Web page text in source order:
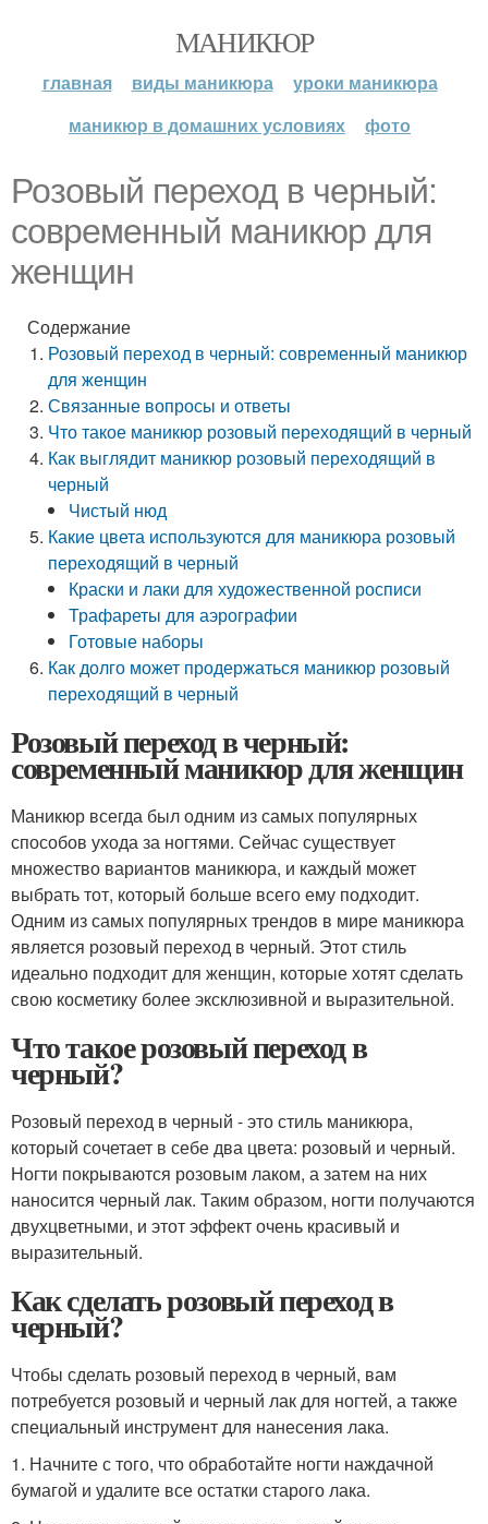
МАНИКЮР
главная виды маникюра
уроки маникюра
маникюр в домашних условиях
фото
Розовый переход в черный:
современный маникюр для
женщин
Содержание
Розовый переход в черный: современный маникюр
для женщин
Связанные вопросы и ответы
Что такое маникюр розовый переходящий в черный
Как выглядит маникюр розовый переходящий в
черный
Чистый нюд
Какие цвета используются для маникюра розовый
переходящий в черный
Краски и лаки для художественной росписи
Трафареты для аэрографии
Готовые наборы
Как долго может продержаться маникюр розовый
переходящий в черный
Розовый переход в черный:
современный маникюр для женщин
Маникюр всегда был одним из самых популярных
способов ухода за ногтями. Сейчас существует
множество вариантов маникюра, и каждый может
выбрать тот, который больше всего ему подходит.
Одним из самых популярных трендов в мире маникюра
является розовый переход в черный. Этот стиль
идеально подходит для женщин, которые хотят сделать
свою косметику более эксклюзивной и выразительной.
Что такое розовый переход в
черный?
Розовый переход в черный - это стиль маникюра,
который сочетает в себе два цвета: розовый и черный.
Ногти покрываются розовым лаком, а затем на них
наносится черный лак. Таким образом, ногти получаются
двухцветными, и этот эффект очень красивый и
выразительный.
Как сделать розовый переход в
черный?
Чтобы сделать розовый переход в черный, вам
потребуется розовый и черный лак для ногтей, а также
специальный инструмент для нанесения лака.
1. Начните с того, что обработайте ногти наждачной
бумагой и удалите все остатки старого лака.